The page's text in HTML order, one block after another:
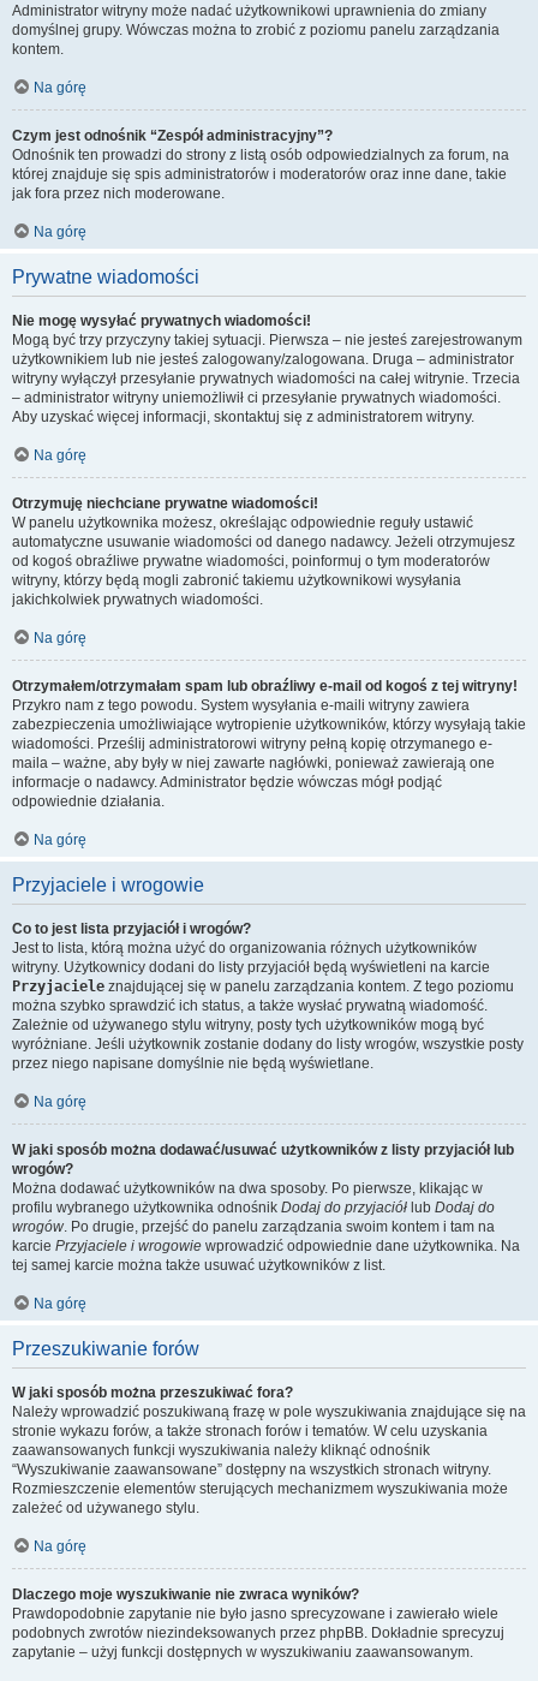
Administrator witryny może nadać użytkownikowi uprawnienia do zmiany
domyślnej grupy. Wówczas można to zrobić z poziomu panelu zarządzania
kontem.
Na górę
Czym jest odnośnik “Zespół administracyjny”?
Odnośnik ten prowadzi do strony z listą osób odpowiedzialnych za forum, na
której znajduje się spis administratorów i moderatorów oraz inne dane, takie
jak fora przez nich moderowane.
Na górę
Prywatne wiadomości
Nie mogę wysyłać prywatnych wiadomości!
Mogą być trzy przyczyny takiej sytuacji. Pierwsza – nie jesteś zarejestrowanym
użytkownikiem lub nie jesteś zalogowany/zalogowana. Druga – administrator
witryny wyłączył przesyłanie prywatnych wiadomości na całej witrynie. Trzecia
– administrator witryny uniemożliwił ci przesyłanie prywatnych wiadomości.
Aby uzyskać więcej informacji, skontaktuj się z administratorem witryny.
Na górę
Otrzymuję niechciane prywatne wiadomości!
W panelu użytkownika możesz, określając odpowiednie reguły ustawić
automatyczne usuwanie wiadomości od danego nadawcy. Jeżeli otrzymujesz
od kogoś obraźliwe prywatne wiadomości, poinformuj o tym moderatorów
witryny, którzy będą mogli zabronić takiemu użytkownikowi wysyłania
jakichkolwiek prywatnych wiadomości.
Na górę
Otrzymałem/otrzymałam spam lub obraźliwy e-mail od kogoś z tej witryny!
Przykro nam z tego powodu. System wysyłania e-maili witryny zawiera
zabezpieczenia umożliwiające wytropienie użytkowników, którzy wysyłają takie
wiadomości. Prześlij administratorowi witryny pełną kopię otrzymanego e-
maila – ważne, aby były w niej zawarte nagłówki, ponieważ zawierają one
informacje o nadawcy. Administrator będzie wówczas mógł podjąć
odpowiednie działania.
Na górę
Przyjaciele i wrogowie
Co to jest lista przyjaciół i wrogów?
Jest to lista, którą można użyć do organizowania różnych użytkowników
witryny. Użytkownicy dodani do listy przyjaciół będą wyświetleni na karcie
Przyjaciele znajdującej się w panelu zarządzania kontem. Z tego poziomu
można szybko sprawdzić ich status, a także wysłać prywatną wiadomość.
Zależnie od używanego stylu witryny, posty tych użytkowników mogą być
wyróżniane. Jeśli użytkownik zostanie dodany do listy wrogów, wszystkie posty
przez niego napisane domyślnie nie będą wyświetlane.
Na górę
W jaki sposób można dodawać/usuwać użytkowników z listy przyjaciół lub
wrogów?
Można dodawać użytkowników na dwa sposoby. Po pierwsze, klikając w
profilu wybranego użytkownika odnośnik Dodaj do przyjaciół lub Dodaj do
wrogów. Po drugie, przejść do panelu zarządzania swoim kontem i tam na
karcie Przyjaciele i wrogowie wprowadzić odpowiednie dane użytkownika. Na
tej samej karcie można także usuwać użytkowników z list.
Na górę
Przeszukiwanie forów
W jaki sposób można przeszukiwać fora?
Należy wprowadzić poszukiwaną frazę w pole wyszukiwania znajdujące się na
stronie wykazu forów, a także stronach forów i tematów. W celu uzyskania
zaawansowanych funkcji wyszukiwania należy kliknąć odnośnik
“Wyszukiwanie zaawansowane” dostępny na wszystkich stronach witryny.
Rozmieszczenie elementów sterujących mechanizmem wyszukiwania może
zależeć od używanego stylu.
Na górę
Dlaczego moje wyszukiwanie nie zwraca wyników?
Prawdopodobnie zapytanie nie było jasno sprecyzowane i zawierało wiele
podobnych zwrotów niezindeksowanych przez phpBB. Dokładnie sprecyzuj
zapytanie – użyj funkcji dostępnych w wyszukiwaniu zaawansowanym.